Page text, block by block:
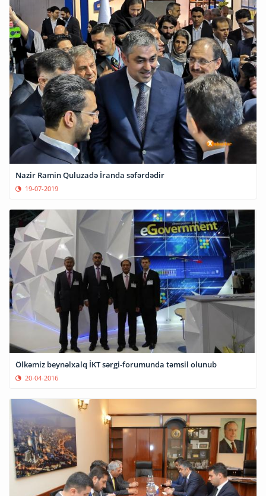
Nazir Ramin Quluzadə İranda səfərdədir
19-07-2019
Ölkəmiz beynəlxalq İKT sərgi-forumunda təmsil olunub
20-04-2016